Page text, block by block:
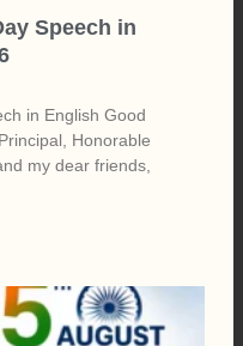
Speech in
in English Good
Honorable
my dear friends,